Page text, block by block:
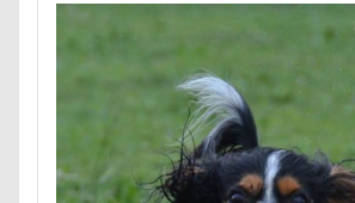
プレアデス星団
プリシアちゃん
プイネちゃん
ブ
マリーちゃん
ルチアちゃん
レインコート